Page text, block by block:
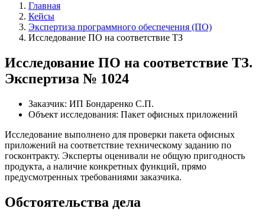
Главная
Кейсы
Экспертиза программного обеспечения (ПО)
Исследование ПО на соответствие ТЗ
Исследование ПО на соответствие ТЗ.
Экспертиза № 1024
Заказчик: ИП Бондаренко С.П.
Объект исследования: Пакет офисных приложений
Исследование выполнено для проверки пакета офисных
приложений на соответствие техническому заданию по
госконтракту. Эксперты оценивали не общую пригодность
продукта, а наличие конкретных функций, прямо
предусмотренных требованиями заказчика.
Обстоятельства дела